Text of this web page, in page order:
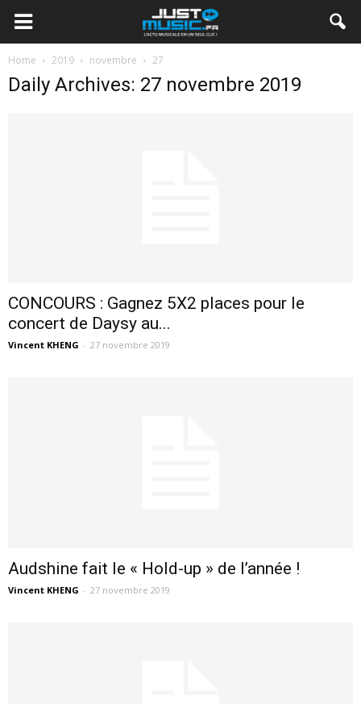
Home 2019 novembre 27
Daily Archives: 27 novembre 2019
CONCOURS : Gagnez 5X2 places pour le
concert de Daysy au...
Vincent KHENG - 27 novembre 2019
Audshine fait le « Hold-up » de l’année !
Vincent KHENG - 27 novembre 2019